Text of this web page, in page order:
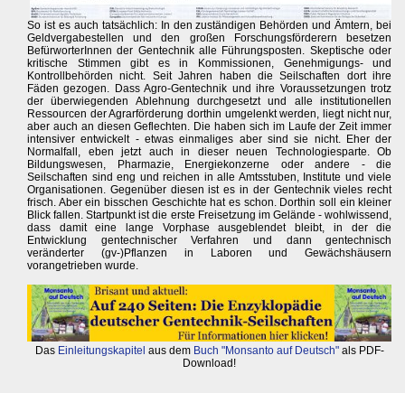
So ist es auch tatsächlich: In den zuständigen Behörden und Ämtern, bei
Geldvergabestellen und den großen Forschungsförderern besetzen
BefürworterInnen der Gentechnik alle Führungsposten. Skeptische oder
kritische Stimmen gibt es in Kommissionen, Genehmigungs- und
Kontrollbehörden nicht. Seit Jahren haben die Seilschaften dort ihre
Fäden gezogen. Dass Agro-Gentechnik und ihre Voraussetzungen trotz
der überwiegenden Ablehnung durchgesetzt und alle institutionellen
Ressourcen der Agrarförderung dorthin umgelenkt werden, liegt nicht nur,
aber auch an diesen Geflechten. Die haben sich im Laufe der Zeit immer
intensiver entwickelt - etwas einmaliges aber sind sie nicht. Eher der
Normalfall, eben jetzt auch in dieser neuen Technologiesparte. Ob
Bildungswesen, Pharmazie, Energiekonzerne oder andere - die
Seilschaften sind eng und reichen in alle Amtsstuben, Institute und viele
Organisationen. Gegenüber diesen ist es in der Gentechnik vieles recht
frisch. Aber ein bisschen Geschichte hat es schon. Dorthin soll ein kleiner
Blick fallen. Startpunkt ist die erste Freisetzung im Gelände - wohlwissend,
dass damit eine lange Vorphase ausgeblendet bleibt, in der die
Entwicklung gentechnischer Verfahren und dann gentechnisch
veränderter (gv-)Pflanzen in Laboren und Gewächshäusern
vorangetrieben wurde.
Das Einleitungskapitel aus dem Buch "Monsanto auf Deutsch"als PDF-
Download!